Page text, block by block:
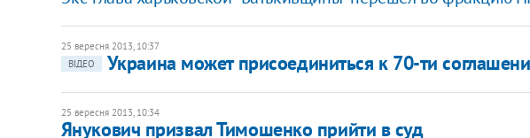
25 вересня 2013, 10:37
ВІДЕО
Украина может присоединиться к 70-ти
25 вересня 2013, 10:34
Янукович призвал Тимошенко прийти в суд